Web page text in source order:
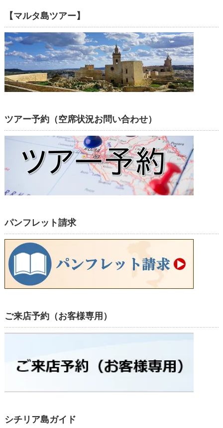
【マルタ島ツアー】
ツアー予約（空席状況お問い合わせ）
パンフレット請求
ご来店予約（お客様専用）
シチリア島ガイド